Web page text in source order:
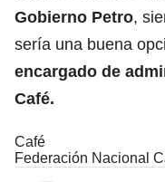
Gobierno Petro,
sería una buena
encargado de
Café.
Café
Federación Nacional